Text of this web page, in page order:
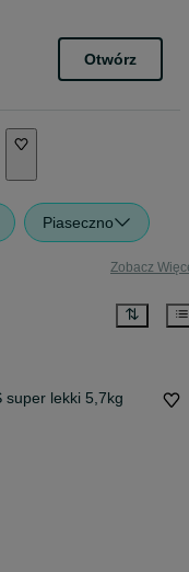
Otwórz
Piaseczno
Zobacz
KUbikes 16''S super lekki 5,7kg